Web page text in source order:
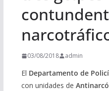
03/08/2018 admin
El Departamento de
con unidades de